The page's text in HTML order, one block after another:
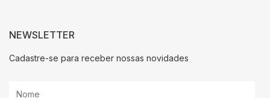
NEWSLETTER
Cadastre-se para receber nossas novidades